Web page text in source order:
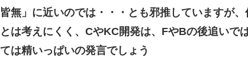
無」に近いのでは・・・とも邪推していますが
は考えにくく、CやKC開発は、FやBの後追いで
は精いっぱいの発言でしょう